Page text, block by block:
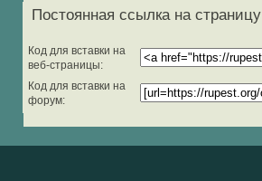
Постоянная ссылка на страницу
Код для вставки на
веб-страницы:
Код для вставки на
форум: